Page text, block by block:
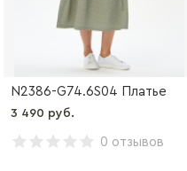
N2386-G74.6S04 Платье
3 490 руб.
0 отзывов